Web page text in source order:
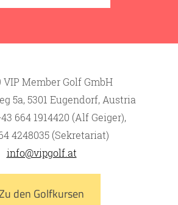
VIP Member Golf GmbH
5a, 5301 Eugendorf, Austria
664 1914420 (Alf Geiger),
4248035 (Sekretariat)
info@vipgolf.at
den Golfkursen